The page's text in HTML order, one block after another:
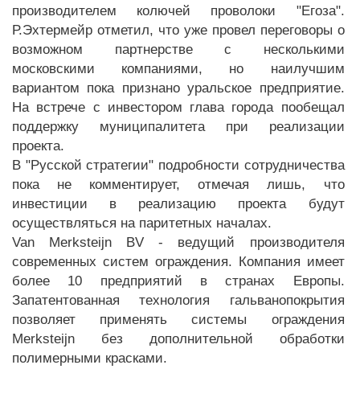
производителем колючей проволоки "Егоза".
Р.Эхтермейр отметил, что уже провел переговоры о
возможном партнерстве с несколькими
московскими компаниями, но наилучшим
вариантом пока признано уральское предприятие.
На встрече с инвестором глава города пообещал
поддержку муниципалитета при реализации
проекта.
В "Русской стратегии" подробности сотрудничества
пока не комментирует, отмечая лишь, что
инвестиции в реализацию проекта будут
осуществляться на паритетных началах.
Van Merksteijn BV - ведущий производителя
современных систем ограждения. Компания имеет
более 10 предприятий в странах Европы.
Запатентованная технология гальванопокрытия
позволяет применять системы ограждения
Merksteijn без дополнительной обработки
полимерными красками.